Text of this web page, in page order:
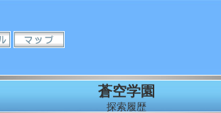
蒼空学園
探索履歴